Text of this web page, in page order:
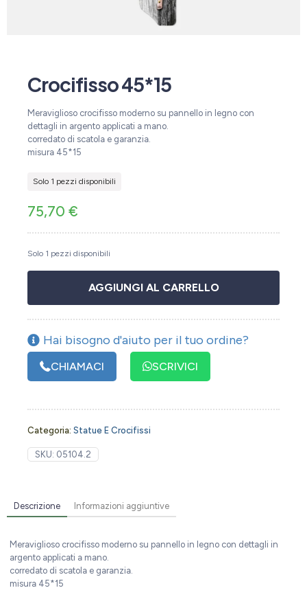
Crocifisso 45*15
Meraviglioso crocifisso moderno su pannello in legno con
dettagli in argento applicati a mano.
corredato di scatola e garanzia.
misura 45*15
Solo 1 pezzi disponibili
75,70 €
Solo 1 pezzi disponibili
AGGIUNGI AL CARRELLO
Hai bisogno d'aiuto per il tuo ordine?
CHIAMACI SCRIVICI
Categoria: Statue E Crocifissi
SKU: 05104.2
Descrizione Informazioni aggiuntive
Meraviglioso crocifisso moderno su pannello in legno con dettagli in
argento applicati a mano.
corredato di scatola e garanzia.
misura 45*15